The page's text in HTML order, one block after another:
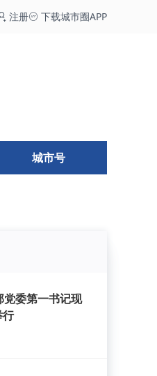
注册 下载城市圈APP
城市号
委第一书记现
行